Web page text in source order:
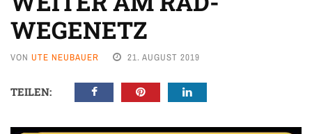
WEGENETZ
VON UTE NEUBAUER 21. AUGUST 2019
TEILEN: